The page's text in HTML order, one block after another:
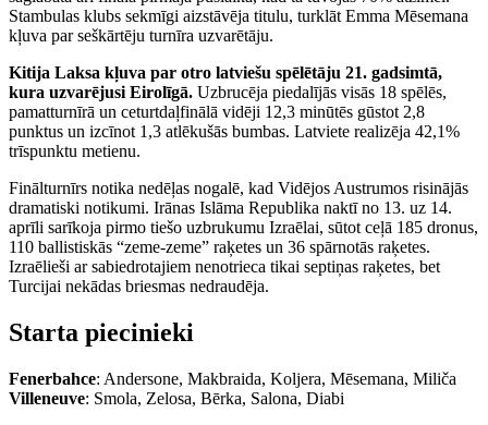
Stambulas klubs sekmīgi aizstāvēja titulu, turklāt Emma Mēsemana
kļuva par seškārtēju turnīra uzvarētāju.
Kitija Laksa kļuva par otro latviešu spēlētāju 21. gadsimtā,
kura uzvarējusi Eirolīgā. Uzbrucēja piedalījās visās 18 spēlēs,
pamatturnīrā un ceturtdaļfinālā vidēji 12,3 minūtēs gūstot 2,8
punktus un izcīnot 1,3 atlēkušās bumbas. Latviete realizēja 42,1%
trīspunktu metienu.
Finālturnīrs notika nedēļas nogalē, kad Vidējos Austrumos risinājās
dramatiski notikumi. Irānas Islāma Republika naktī no 13. uz 14.
aprīli sarīkoja pirmo tiešo uzbrukumu Izraēlai, sūtot ceļā 185 dronus,
110 ballistiskās “zeme-zeme” raķetes un 36 spārnotās raķetes.
Izraēlieši ar sabiedrotajiem nenotrieca tikai septiņas raķetes, bet
Turcijai nekādas briesmas nedraudēja.
Starta piecinieki
Fenerbahce: Andersone, Makbraida, Koljera, Mēsemana, Miliča
Villeneuve: Smola, Zelosa, Bērka, Salona, Diabi